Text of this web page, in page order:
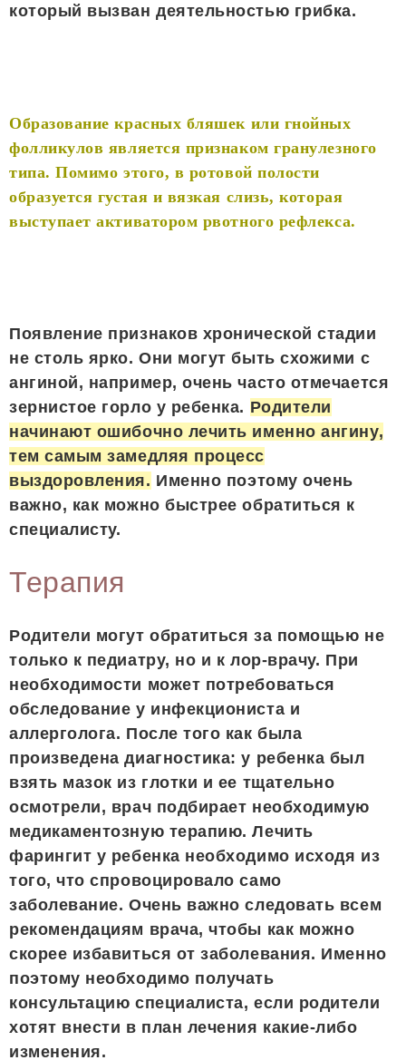
который вызван деятельностью грибка.
Образование красных бляшек или гнойных
фолликулов является признаком гранулезного
типа. Помимо этого, в ротовой полости
образуется густая и вязкая слизь, которая
выступает активатором рвотного рефлекса.
Появление признаков хронической стадии
не столь ярко. Они могут быть схожими с
ангиной, например, очень часто отмечается
зернистое горло у ребенка. Родители
начинают ошибочно лечить именно ангину,
тем самым замедляя процесс
выздоровления. Именно поэтому очень
важно, как можно быстрее обратиться к
специалисту.
Терапия
Родители могут обратиться за помощью не
только к педиатру, но и к лор-врачу. При
необходимости может потребоваться
обследование у инфекциониста и
аллерголога. После того как была
произведена диагностика: у ребенка был
взять мазок из глотки и ее тщательно
осмотрели, врач подбирает необходимую
медикаментозную терапию. Лечить
фарингит у ребенка необходимо исходя из
того, что спровоцировало само
заболевание. Очень важно следовать всем
рекомендациям врача, чтобы как можно
скорее избавиться от заболевания. Именно
поэтому необходимо получать
консультацию специалиста, если родители
хотят внести в план лечения какие-либо
изменения.